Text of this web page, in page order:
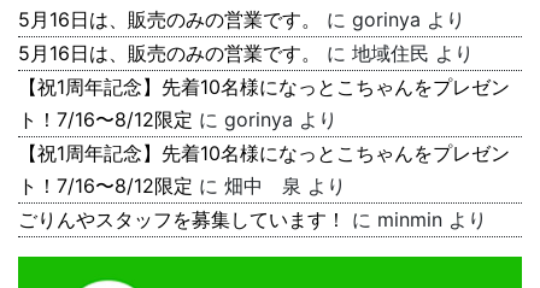
5月16日は、販売のみの営業です。 に gorinya より
5月16日は、販売のみの営業です。
に 地域住民 より
【祝1周年記念】先着10名様になっとこちゃんをプレゼン
ト！7/16〜8/12限定 に gorinya より
【祝1周年記念】先着10名様になっとこちゃんをプレゼン
ト！7/16〜8/12限定 に 畑中 泉 より
ごりんやスタッフを募集しています！
に minmin より